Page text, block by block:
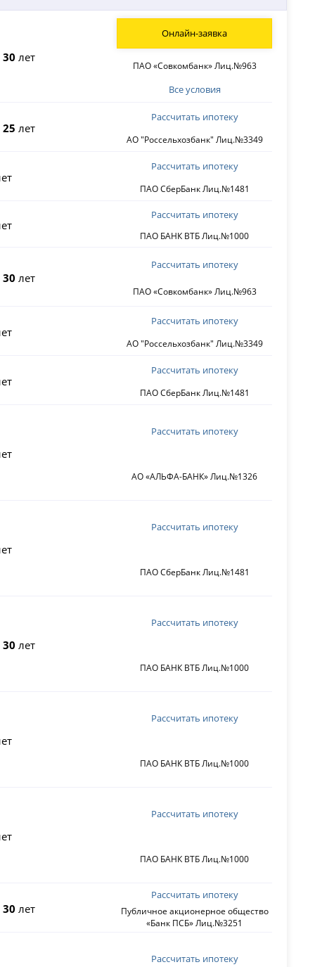
30 лет
Все условия
ПАО «Совкомбанк» Лиц.№963
Онлайн-заявка
25 лет
АО "Россельхозбанк" Лиц.№3349
Рассчитать ипотеку
ПАО СберБанк Лиц.№1481
Рассчитать ипотеку
ПАО БАНК ВТБ Лиц.№1000
Рассчитать ипотеку
30 лет
ПАО «Совкомбанк» Лиц.№963
Рассчитать ипотеку
АО "Россельхозбанк" Лиц.№3349
Рассчитать ипотеку
ПАО СберБанк Лиц.№1481
Рассчитать ипотеку
АО «АЛЬФА-БАНК» Лиц.№1326
Рассчитать ипотеку
ПАО СберБанк Лиц.№1481
Рассчитать ипотеку
30 лет
ПАО БАНК ВТБ Лиц.№1000
Рассчитать ипотеку
ПАО БАНК ВТБ Лиц.№1000
Рассчитать ипотеку
ПАО БАНК ВТБ Лиц.№1000
Рассчитать ипотеку
30 лет
Публичное акционерное общество
«Банк ПСБ» Лиц.№3251
Рассчитать ипотеку
Рассчитать ипотеку